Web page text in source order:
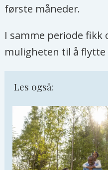
første måneder.
I samme periode
muligheten til å flytte
Les også: